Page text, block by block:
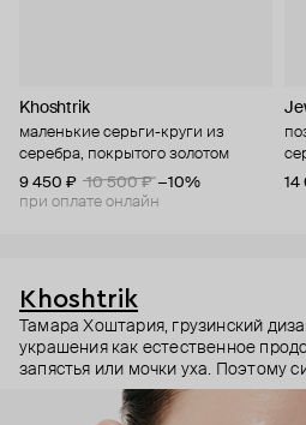
Khoshtrik
маленькие серьги-круги из
серебра, покрытого золотом
9 450 ₽
10 500 ₽ −10%
при оплате онлайн
14
Khoshtrik
Тамара Хоштария, грузинский
украшения как естественное
запястья или мочки уха. Поэтому
будто застывшие в серебре
плавные и геометричные.